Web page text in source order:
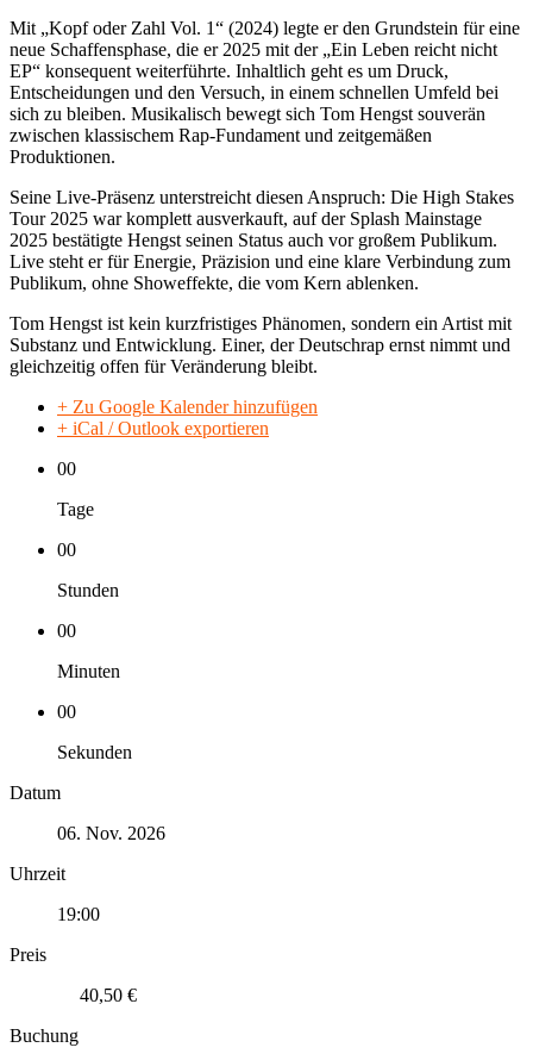
Mit „Kopf oder Zahl Vol. 1“ (2024) legte er den Grundstein für eine
neue Schaffensphase, die er 2025 mit der „Ein Leben reicht nicht
EP“ konsequent weiterführte. Inhaltlich geht es um Druck,
Entscheidungen und den Versuch, in einem schnellen Umfeld bei
sich zu bleiben. Musikalisch bewegt sich Tom Hengst souverän
zwischen klassischem Rap-Fundament und zeitgemäßen
Produktionen.
Seine Live-Präsenz unterstreicht diesen Anspruch: Die High Stakes
Tour 2025 war komplett ausverkauft, auf der Splash Mainstage
2025 bestätigte Hengst seinen Status auch vor großem Publikum.
Live steht er für Energie, Präzision und eine klare Verbindung zum
Publikum, ohne Showeffekte, die vom Kern ablenken.
Tom Hengst ist kein kurzfristiges Phänomen, sondern ein Artist mit
Substanz und Entwicklung. Einer, der Deutschrap ernst nimmt und
gleichzeitig offen für Veränderung bleibt.
+ Zu Google Kalender hinzufügen
+ iCal / Outlook exportieren
00
Tage
00
Stunden
00
Minuten
00
Sekunden
Datum
06. Nov. 2026
Uhrzeit
19:00
Preis
40,50 €
Buchung